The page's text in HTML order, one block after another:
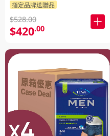
指定品牌送贈品
$528.00
$420.00